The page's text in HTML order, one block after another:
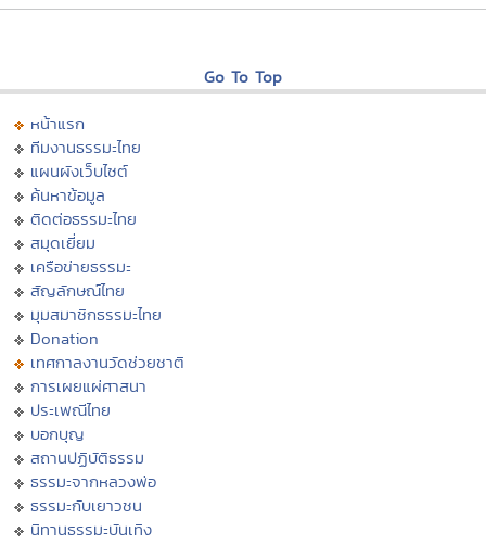
Go To Top
หน้าแรก
ทีมงานธรรมะไทย
แผนผังเว็บไซต์
ค้นหาข้อมูล
ติดต่อธรรมะไทย
สมุดเยี่ยม
เครือข่ายธรรมะ
สัญลักษณ์ไทย
มุมสมาชิกธรรมะไทย
Donation
เทศกาลงานวัดช่วยชาติ
การเผยแผ่ศาสนา
ประเพณีไทย
บอกบุญ
สถานปฏิบัติธรรม
ธรรมะจากหลวงพ่อ
ธรรมะกับเยาวชน
นิทานธรรมะบันเทิง